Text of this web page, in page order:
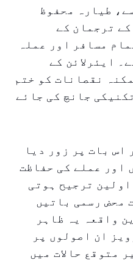
طیارہ محفوظ
ترجمان کے
مسافر اور عملہ
ایئرلائن کے
نقصانات کو ختم
جانچ کی جائے
اس بات پر زور دیا
اور عملے کی حفاظت
ترجیح ہوتی
محض رسمی باتیں
واقعہ یہ ظاہر
ان اصولوں پر
متوقع حالات میں